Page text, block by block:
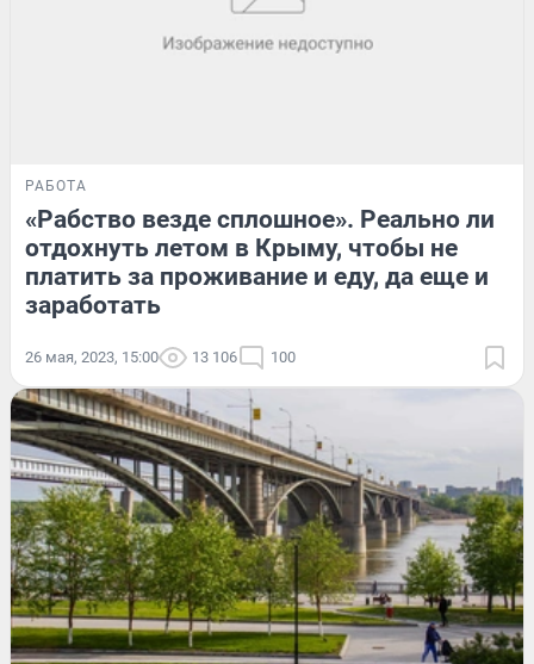
РАБОТА
«Рабство везде сплошное». Реально ли
отдохнуть летом в Крыму, чтобы не
платить за проживание и еду, да еще и
заработать
26 мая, 2023, 15:00 13 106 100